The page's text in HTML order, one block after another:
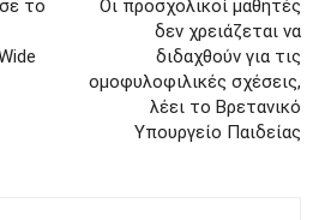
το
Οι προσχολικοί μαθητές
δεν χρειάζεται να
διδαχθούν για τις
ομοφυλοφιλικές σχέσεις,
λέει το Βρετανικό
Υπουργείο Παιδείας